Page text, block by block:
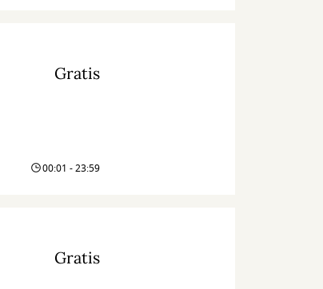
Gratis
00:01 - 23:59
Gratis